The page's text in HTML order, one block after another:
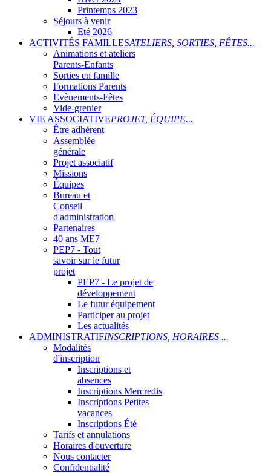
Printemps 2023
Séjours à venir
Eté 2026
ACTIVITÉS FAMILLESATELIERS, SORTIES, FÊTES...
Animations et ateliers
Parents-Enfants
Sorties en famille
Formations Parents
Evènements-Fêtes
Vide-grenier
VIE ASSOCIATIVEPROJET, ÉQUIPE...
Être adhérent
Assemblée
générale
Projet associatif
Missions
Équipes
Bureau et
Conseil
d'administration
Partenaires
40 ans ME7
PEP7 - Tout
savoir sur le futur
projet
PEP7 - Le projet de
développement
Le futur équipement
Participer au projet
Les actualités
ADMINISTRATIFINSCRIPTIONS, HORAIRES ...
Modalités
d'inscription
Inscriptions et
absences
Inscriptions Mercredis
Inscriptions Petites
vacances
Inscriptions Été
Tarifs et annulations
Horaires d'ouverture
Nous contacter
Confidentialité